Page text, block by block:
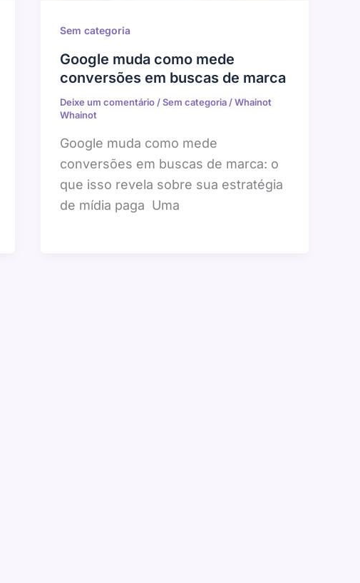
Sem categoria
Google muda como mede
conversões em buscas de marca
Deixe um comentário /Sem categoria/Whainot
Whainot
Google muda como mede
conversões em buscas de marca: o
que isso revela sobre sua estratégia
de mídia paga Uma